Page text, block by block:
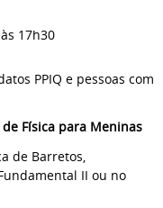
17h30
PPIQ e pessoas com
Física para Meninas
de Barretos,
II ou no